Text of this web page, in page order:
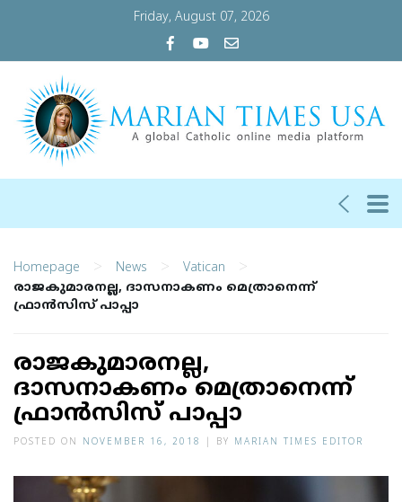
Friday, August 07, 2026
Homepage > News > Vatican >
രാജകുമാരനല്ല, ദാസനാകണം മെത്രാനെന്ന്
ഫ്രാന്‍സിസ് പാപ്പാ
രാജകുമാരനല്ല,
ദാസനാകണം മെത്രാനെന്ന്
ഫ്രാന്‍സിസ് പാപ്പാ
POSTED ON NOVEMBER 16, 2018 BY MARIAN TIMES EDITOR